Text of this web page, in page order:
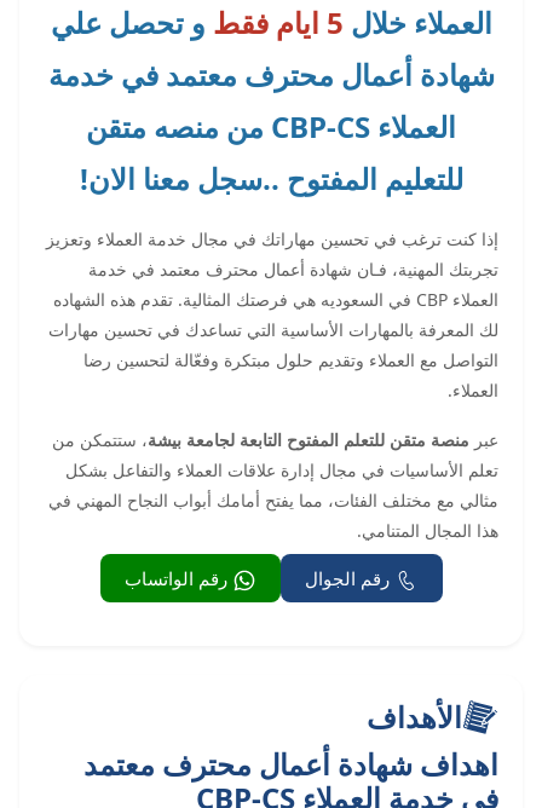
العملاء خلال 5 ايام فقط
و تحصل علي
شهادة أعمال محترف معتمد في خدمة
العملاء CBP-CS من منصه متقن
للتعليم المفتوح ..سجل معنا الان!
إذا كنت ترغب في تحسين مهاراتك في مجال خدمة العملاء وتعزيز
تجربتك المهنية، فـان شهادة أعمال محترف معتمد في خدمة
العملاء CBP في السعوديه هي فرصتك المثالية. تقدم هذه الشهاده
لك المعرفة بالمهارات الأساسية التي تساعدك في تحسين مهارات
التواصل مع العملاء وتقديم حلول مبتكرة وفعّالة لتحسين رضا
العملاء.
عبر منصة متقن للتعلم المفتوح التابعة لجامعة بيشة، ستتمكن من
تعلم الأساسيات في مجال إدارة علاقات العملاء والتفاعل بشكل
مثالي مع مختلف الفئات، مما يفتح أمامك أبواب النجاح المهني في
هذا المجال المتنامي.
رقم الجوال رقم الواتساب
الأهداف
اهداف شهادة أعمال محترف معتمد
في خدمة العملاء CBP-CS